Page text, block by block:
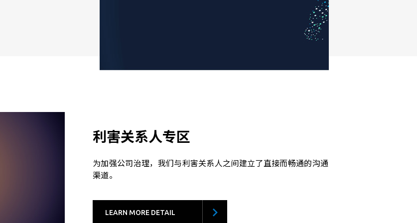
利害关系人专区
为加强公司治理，我们与利害关系人之间建立了直接而畅通的沟通
渠道。
LEARN MORE DETAIL